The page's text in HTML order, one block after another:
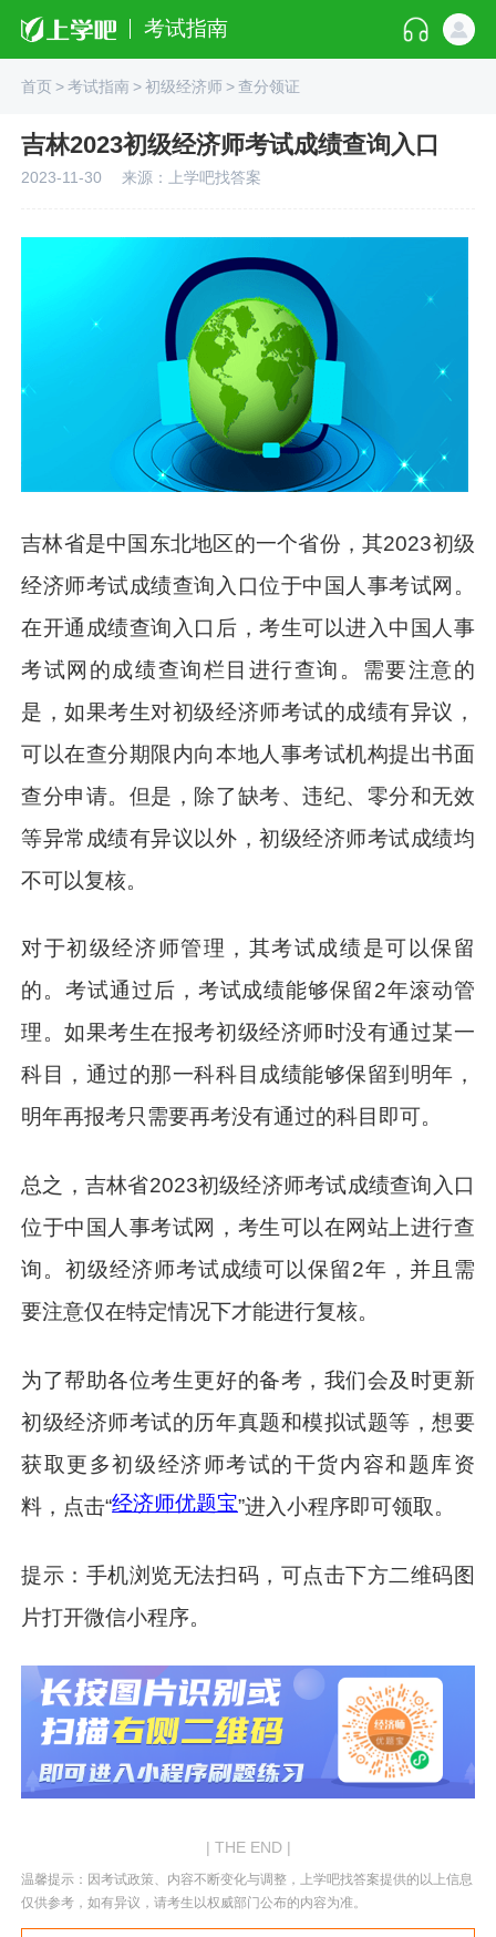
考试指南
首页>考试指南>初级经济师>查分领证
吉林2023初级经济师考试成绩查询入口
2023-11-30 来源：上学吧找答案
吉林省是中国东北地区的一个省份，其2023初级
经济师考试成绩查询入口位于中国人事考试网。
在开通成绩查询入口后，考生可以进入中国人事
考试网的成绩查询栏目进行查询。需要注意的
是，如果考生对初级经济师考试的成绩有异议，
可以在查分期限内向本地人事考试机构提出书面
查分申请。但是，除了缺考、违纪、零分和无效
等异常成绩有异议以外，初级经济师考试成绩均
不可以复核。
对于初级经济师管理，其考试成绩是可以保留
的。考试通过后，考试成绩能够保留2年滚动管
理。如果考生在报考初级经济师时没有通过某一
科目，通过的那一科科目成绩能够保留到明年，
明年再报考只需要再考没有通过的科目即可。
总之，吉林省2023初级经济师考试成绩查询入口
位于中国人事考试网，考生可以在网站上进行查
询。初级经济师考试成绩可以保留2年，并且需
要注意仅在特定情况下才能进行复核。
为了帮助各位考生更好的备考，我们会及时更新
初级经济师考试的历年真题和模拟试题等，想要
获取更多初级经济师考试的干货内容和题库资
料，点击“经济师优题宝”进入小程序即可领取。
提示：手机浏览无法扫码，可点击下方二维码图
片打开微信小程序。
| THE END |
温馨提示：因考试政策、内容不断变化与调整，上学吧找答案提供的以上信息
仅供参考，如有异议，请考生以权威部门公布的内容为准。